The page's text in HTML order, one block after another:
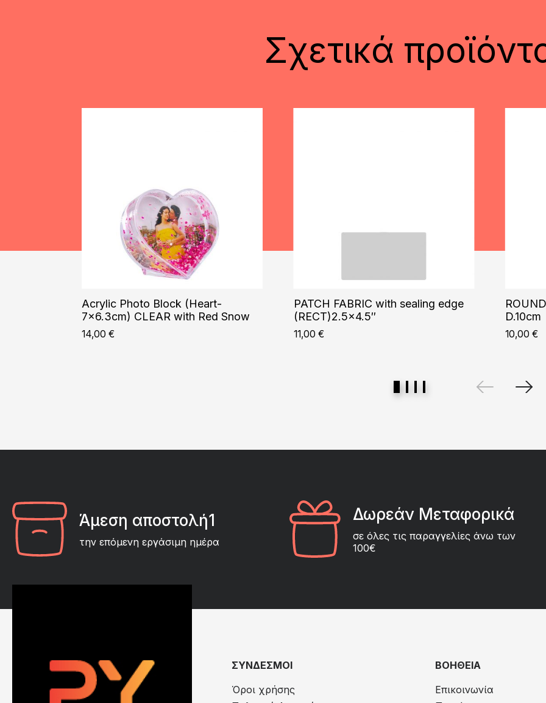
Σχετικά
Acrylic Photo Block (Heart-
7×6.3cm) CLEAR with Red Snow
14,00€
PATCH FABRIC with sealing edge
(RECT)2.5×4.5″
11,00 €
D.10cm
10,00€
Άμεση αποστολή1
την επόμενη εργάσιμη ημέρα
Δωρεάν Μεταφορικά
σε όλες τις παραγγελίες άνω των
100€
ΣΥΝΔΕΣΜΟΙ
Όροι χρήσης
ΒΟΗΘΕΙΑ
Επικοινωνία